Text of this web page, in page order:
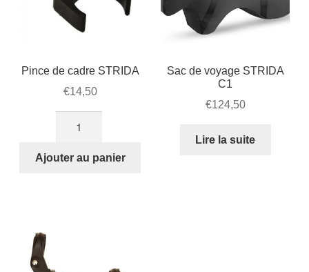
Pince de cadre STRIDA
€14,50
Pince
Ajouter au panier
Sac de voyage STRIDA
C1
€124,50
Lire la suite